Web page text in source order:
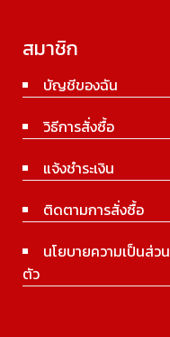
สมาชิก
บัญชีของฉัน
วิธีการสั่งซื้อ
แจ้งชำระเงิน
ติดตามการสั่งซื้อ
นโยบายความเป็นส่วน
ตัว